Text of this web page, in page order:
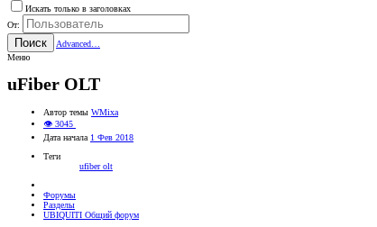
Искать только в заголовках
От:
Поиск
Advanced…
Меню
uFiber OLT
Автор темы WMixa
👁 3045
Дата начала 1 Фев 2018
Теги
ufiber olt
Форумы
Разделы
UBIQUITI Общий форум